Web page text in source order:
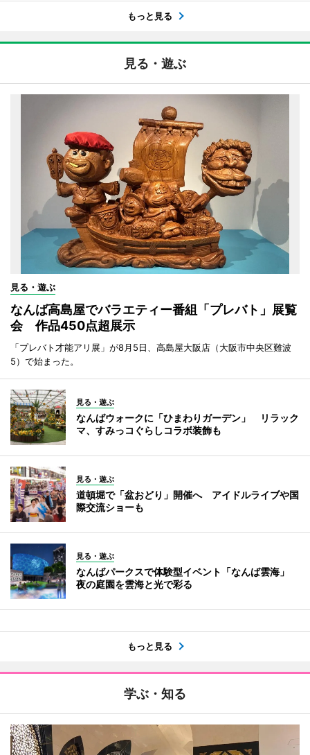
もっと見る
見る・遊ぶ
見る・遊ぶ
なんば高島屋でバラエティー番組「プレバト」展覧
会 作品450点超展示
「プレバト才能アリ展」が8月5日、高島屋大阪店（大阪市中央区難波
5）で始まった。
見る・遊ぶ
なんばウォークに「ひまわりガーデン」 リラック
マ、すみっコぐらしコラボ装飾も
見る・遊ぶ
道頓堀で「盆おどり」開催へ アイドルライブや国
際交流ショーも
見る・遊ぶ
なんばパークスで体験型イベント「なんば雲海」
夜の庭園を雲海と光で彩る
もっと見る
学ぶ・知る